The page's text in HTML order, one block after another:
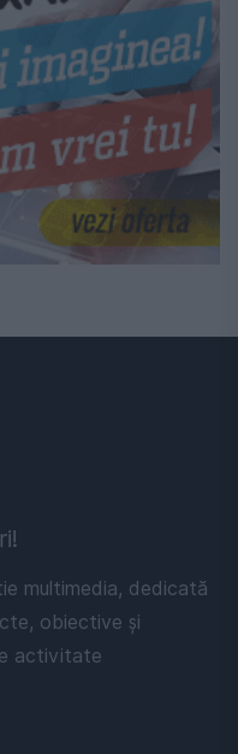
multimedia, dedicată
obiective și
activitate